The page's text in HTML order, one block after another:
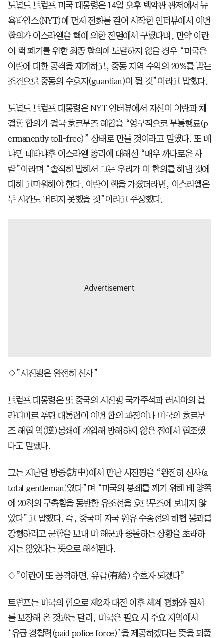
도널드 트럼프 미국 대통령은 14일 오후 백악관 관저에서 뉴
욕타임스(NYT)에 먼저 전화를 걸어 시작한 인터뷰에서 이번
합의가 이스라엘을 핵에 의한 전멸에서 구했다며, 만약 이란
이 핵 폐기를 위한 최종 합의에 도달하지 않을 경우 “미국은
이란에 대한 공격을 재개하고, 중동 지역 수익의 20%를 받는
조건으로 중동의 수호자(guardian)이 될 것”이라고 말했다.
도널드 트럼프 대통령은 NYT 인터뷰에서 자신이 이란과 체
결한 합의가 결국 호르무즈 해협을 “영구적으로 무통행료(p
ermanently toll-free)” 상태로 만들 것이라고 말했다. 또 베
냐민 네타냐후 이스라엘 총리에 대해선 “매우 까다로운 사
람”이라며 “솔직히 말해서 그는 우리가 이 합의를 해낸 것에
대해 고마워해야 한다. 이란이 핵을 가졌더라면, 이스라엘은
두 시간도 버티지 못했을 것”이라고 주장했다.
◇”시진핑은 완전히 신사”
트럼프 대통령은 또 중국의 시진핑 국가주석과 러시아의 블
라디미르 푸틴 대통령이 이번 합의 과정이나 미국의 호르무
즈 해협 역(逆)봉쇄에 개입해 방해하지 않은 점에서 협조했
다고 말했다.
그는 지난달 방중(訪中)에서 만난 시진핑을 “완전히 신사(a
total gentleman)였다”며 “미국의 봉쇄를 깨기 위해 배 양쪽
에 20척의 구축함을 동반한 유조선을 호르무즈에 보내지 않
았다”고 말했다. 즉, 중국이 자국 원유 수송선의 해협 통과를
강행하려고 군함을 보내 미 해군과 충돌하는 상황을 초래하
지는 않았다는 뜻으로 해석된다.
◇”이란이 또 공격하면, 유급(有給) 수호자 되겠다”
트럼프는 미국의 힘으로 제2차 대전 이후 세계 평화와 질서
를 보장해 온 것과는 달리, 미국은 필요 시 주요 지역에서
‘유급 경찰력(paid police force)’을 제공하겠다는 뜻을 되풀